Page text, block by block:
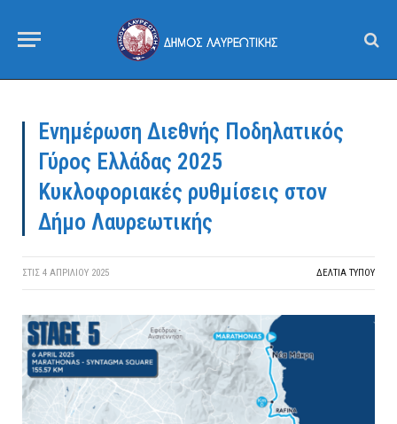
Ενημέρωση Διεθνής Ποδηλατικός
Γύρος Ελλάδας 2025
Κυκλοφοριακές ρυθμίσεις στον
Δήμο Λαυρεωτικής
ΣΤΙΣ 4 ΑΠΡΙΛΊΟΥ 2025 ΔΕΛΤΙΑ ΤΥΠΟΥ